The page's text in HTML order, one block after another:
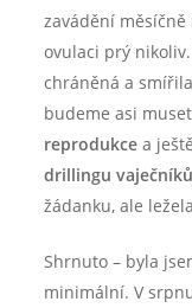
zavádění měsíčně
ovulaci prý
chráněná a
budeme asi
reprodukcea
drillingu vaječníků
žádanku, ale
Shrnuto – byla
minimální. V